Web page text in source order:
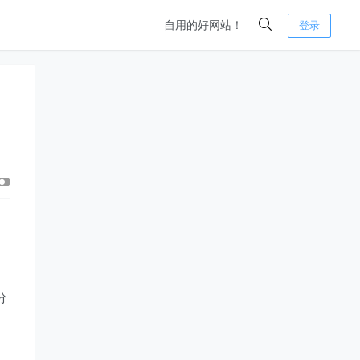
自用的好网站！ 登录